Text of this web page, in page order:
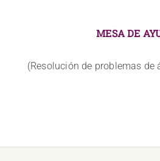
MESA DE
(Resolución de problemas